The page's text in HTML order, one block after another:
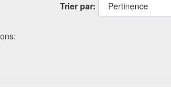
Trier par